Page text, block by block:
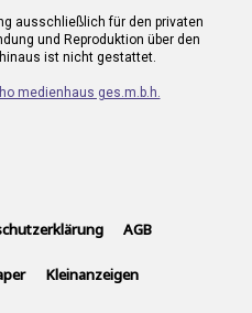
ausschließlich für den privaten
und Reproduktion über den
ist nicht gestattet.
medienhaus ges.m.b.h.
AGB
Kleinanzeigen